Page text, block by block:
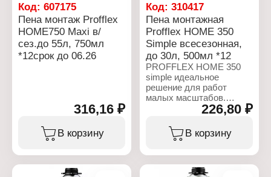
Код: 607175
Пена монтаж Profflex
HOME750 Maxi в/
сез.до 55л, 750мл
*12срок до 06.26
316,16 ₽
В корзину
Код:310417
Пена монтажная
Profflex HOME 350
Simple всесезонная,
до 30л, 500мл *12
PROFFLEX HOME 350
simple идеальное
решение для работ
малых масштабов.
Высокопроизводительная
однокомпонентная
полиуретановая пена,
предназначенная для
+35 °С. Пена
226,80 ₽
В корзину